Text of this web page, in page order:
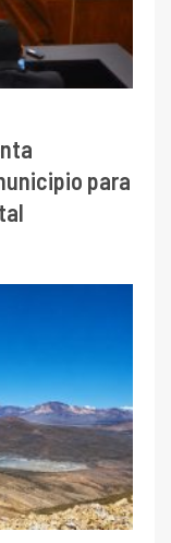
para
el
Banco
de